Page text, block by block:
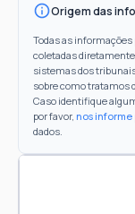
Origem das
Todas as
coletadas
sistemas dos
sobre como tratamos
Caso identifique
por favor, nos informe
dados.